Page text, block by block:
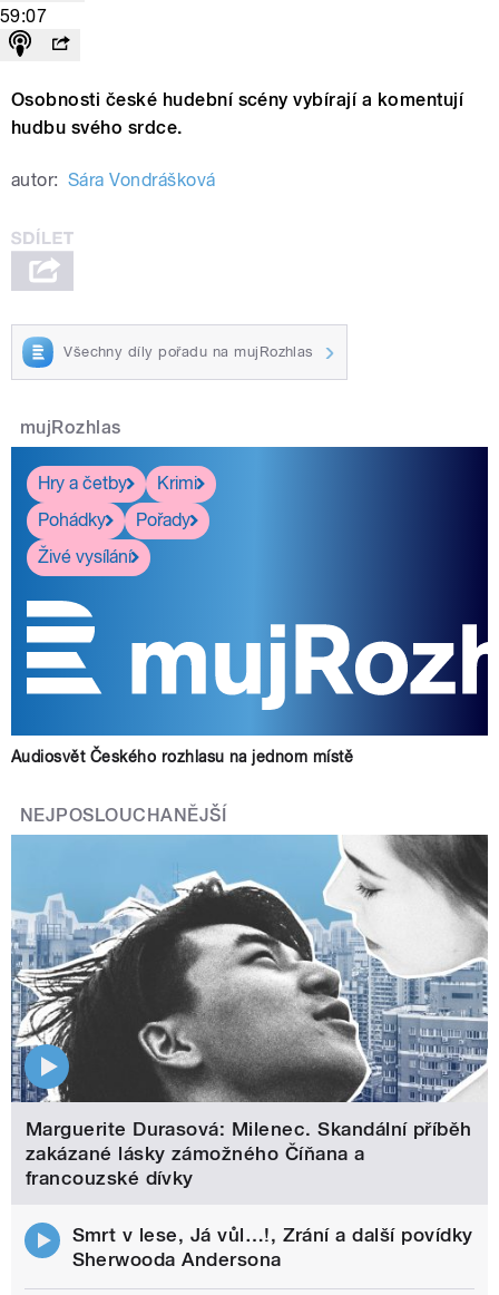
59:07
Osobnosti české hudební scény vybírají a komentují
hudbu svého srdce.
autor: Sára Vondrášková
Všechny díly pořadu na mujRozhlas
mujRozhlas
Hry a četby
Krimi
Pohádky
Pořady
Živé vysílání
Audiosvět Českého rozhlasu na jednom místě
NEJPOSLOUCHANĚJŠÍ
Marguerite Durasová: Milenec. Skandální příběh
zakázané lásky zámožného Číňana a
francouzské dívky
Smrt v lese, Já vůl…!, Zrání a další povídky
Sherwooda Andersona